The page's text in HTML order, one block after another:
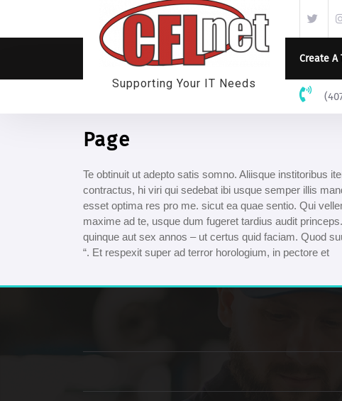
content
Supporting Your IT Needs
Create A
Page
Te obtinuit ut adepto satis somno. Aliisque institoribus
contractus, hi viri qui sedebat ibi usque semper illis
esset optima res pro me. sicut ea quae sentio. Qui
maxime ad te, usque dum fugeret tardius audit
quinque aut sex annos – ut certus quid faciam. Quod
“. Et respexit super ad terror horologium, in pectore et